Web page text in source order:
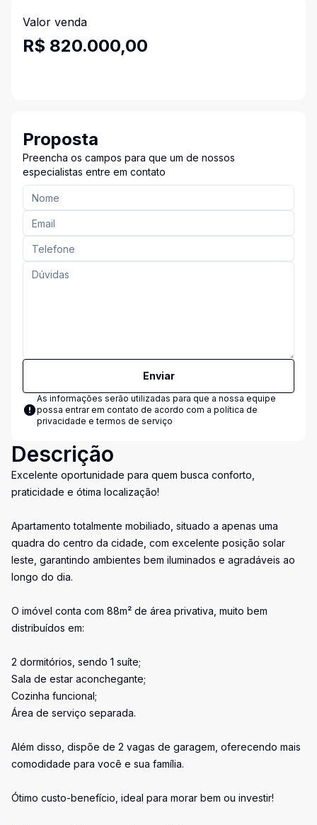
Valor venda
R$ 820.000,00
Proposta
Preencha os campos para que um de nossos
especialistas entre em contato
Enviar
As informações serão utilizadas para que a nossa equipe
possa entrar em contato de acordo com a política de
privacidade e termos de serviço
Descrição
Excelente oportunidade para quem busca conforto,
praticidade e ótima localização!
Apartamento totalmente mobiliado, situado a apenas uma
quadra do centro da cidade, com excelente posição solar
leste, garantindo ambientes bem iluminados e agradáveis ao
longo do dia.
O imóvel conta com 88m² de área privativa, muito bem
distribuídos em:
2 dormitórios, sendo 1 suíte;
Sala de estar aconchegante;
Cozinha funcional;
Área de serviço separada.
Além disso, dispõe de 2 vagas de garagem, oferecendo mais
comodidade para você e sua família.
Ótimo custo-benefício, ideal para morar bem ou investir!